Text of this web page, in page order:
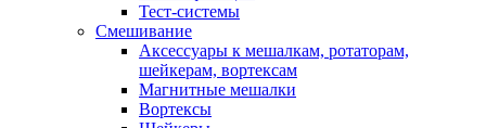
Тест-системы
Смешивание
Аксессуары к мешалкам, ротаторам,
шейкерам, вортексам
Магнитные мешалки
Вортексы